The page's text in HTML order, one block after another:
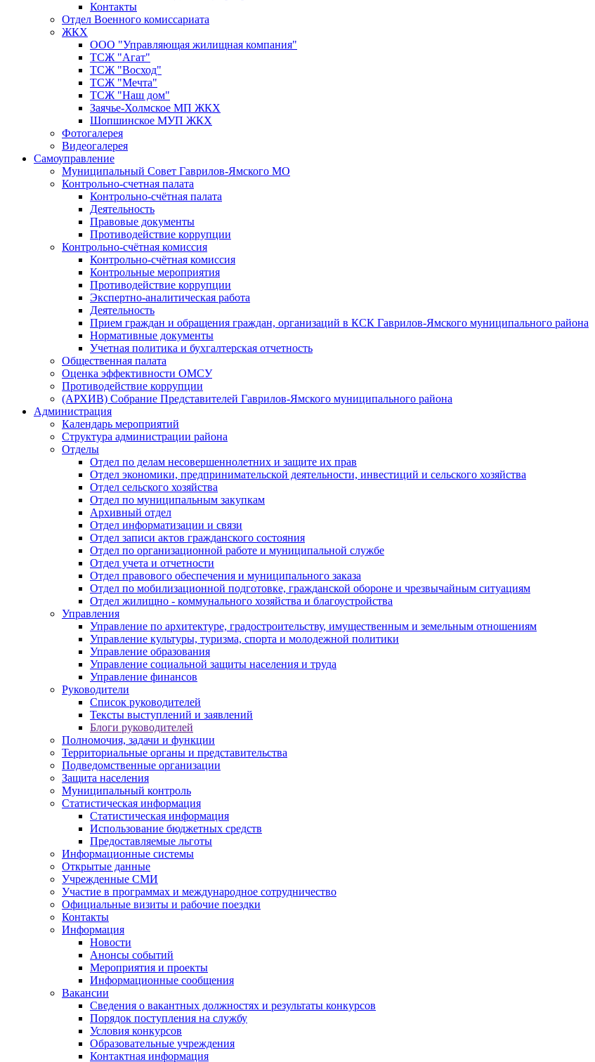
Контакты
Отдел Военного комиссариата
ЖКХ
ООО "Управляющая жилищная компания"
ТСЖ "Агат"
ТСЖ "Восход"
ТСЖ "Мечта"
ТСЖ "Наш дом"
Заячье-Холмское МП ЖКХ
Шопшинское МУП ЖКХ
Фотогалерея
Видеогалерея
Самоуправление
Муниципальный Совет Гаврилов-Ямского МО
Контрольно-счетная палата
Контрольно-счётная палата
Деятельность
Правовые документы
Противодействие коррупции
Контрольно-счётная комиссия
Контрольно-счётная комиссия
Контрольные мероприятия
Противодействие коррупции
Экспертно-аналитическая работа
Деятельность
Прием граждан и обращения граждан, организаций в КСК Гаврилов-Ямского муниципального района
Нормативные документы
Учетная политика и бухгалтерская отчетность
Общественная палата
Оценка эффективности ОМСУ
Противодействие коррупции
(АРХИВ) Собрание Представителей Гаврилов-Ямского муниципального района
Администрация
Календарь мероприятий
Структура администрации района
Отделы
Отдел по делам несовершеннолетних и защите их прав
Отдел экономики, предпринимательской деятельности, инвестиций и сельского хозяйства
Отдел сельского хозяйства
Отдел по муниципальным закупкам
Архивный отдел
Отдел информатизации и связи
Отдел записи актов гражданского состояния
Отдел по организационной работе и муниципальной службе
Отдел учета и отчетности
Отдел правового обеспечения и муниципального заказа
Отдел по мобилизационной подготовке, гражданской обороне и чрезвычайным ситуациям
Отдел жилищно - коммунального хозяйства и благоустройства
Управления
Управление по архитектуре, градостроительству, имущественным и земельным отношениям
Управление культуры, туризма, спорта и молодежной политики
Управление образования
Управление социальной защиты населения и труда
Управление финансов
Руководители
Список руководителей
Тексты выступлений и заявлений
Блоги руководителей
Полномочия, задачи и функции
Территориальные органы и представительства
Подведомственные организации
Защита населения
Муниципальный контроль
Статистическая информация
Статистическая информация
Использование бюджетных средств
Предоставляемые льготы
Информационные системы
Открытые данные
Учрежденные СМИ
Участие в программах и международное сотрудничество
Официальные визиты и рабочие поездки
Контакты
Информация
Новости
Анонсы событий
Мероприятия и проекты
Информационные сообщения
Вакансии
Сведения о вакантных должностях и результаты конкурсов
Порядок поступления на службу
Условия конкурсов
Образовательные учреждения
Контактная информация